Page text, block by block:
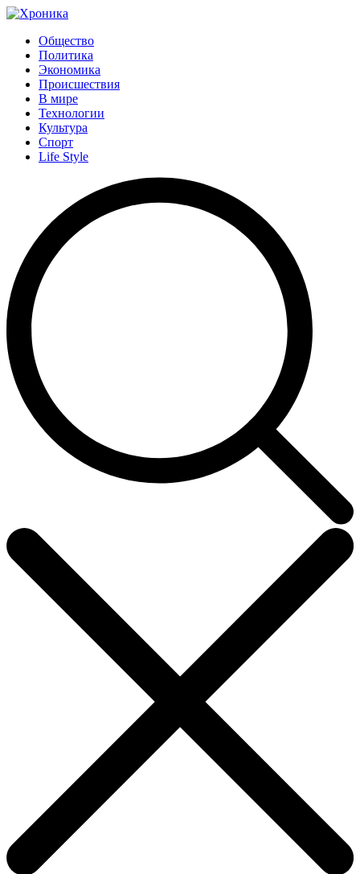
Общество
Политика
Экономика
Происшествия
В мире
Технологии
Культура
Спорт
Life Style